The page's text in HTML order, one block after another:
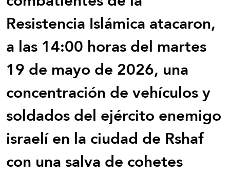
Resistencia Islámica atacaron,
a las 14:00 horas del martes
19 de mayo de 2026, una
concentración de vehículos y
soldados del ejército enemigo
israelí en la ciudad de Rshaf
con una salva de cohetes